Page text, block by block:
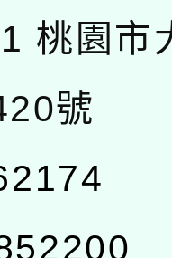
桃園市
號